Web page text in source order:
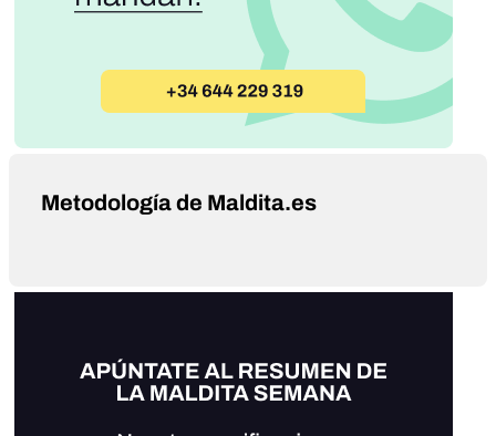
Metodología de Maldita.es